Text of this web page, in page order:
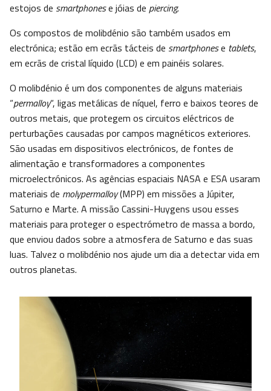
estojos de smartphonese jóias de piercing.
Os compostos de molibdénio são também usados em
electrónica; estão em ecrãs tácteis de smartphonese tablets,
em ecrãs de cristal líquido (LCD) e em painéis solares.
O molibdénio é um dos componentes de alguns materiais
“permalloy“, ligas metálicas de níquel, ferro e baixos teores de
outros metais, que protegem os circuitos eléctricos de
perturbações causadas por campos magnéticos exteriores.
São usadas em dispositivos electrónicos, de fontes de
alimentação e transformadores a componentes
microelectrónicos. As agências espaciais NASA e ESA usaram
materiais de molypermalloy(MPP) em missões a Júpiter,
Saturno e Marte. A missão Cassini-Huygens usou esses
materiais para proteger o espectrómetro de massa a bordo,
que enviou dados sobre a atmosfera de Saturno e das suas
luas. Talvez o molibdénio nos ajude um dia a detectar vida em
outros planetas.